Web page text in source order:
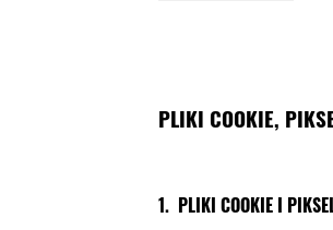
PLIKI COOKIE,
1. PLIKI COOKIE I